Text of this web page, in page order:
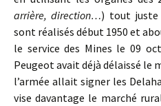
arrière, direction…) tout juste
sont réalisés début 1950 et
le service des Mines le 09
Peugeot avait déjà délaissé le
l’armée allait signer les
vise davantage le marché